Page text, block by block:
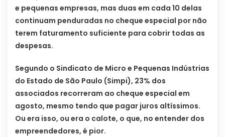
e pequenas empresas, mas duas em cada 10 delas
continuam penduradas no cheque especial por não
terem faturamento suficiente para cobrir todas as
despesas.
Segundo o Sindicato de Micro e Pequenas Indústrias
do Estado de São Paulo (Simpi), 23% dos
associados recorreram ao cheque especial em
agosto, mesmo tendo que pagar juros altíssimos.
Ou era isso, ou era o calote, o que, no entender dos
empreendedores, é pior.